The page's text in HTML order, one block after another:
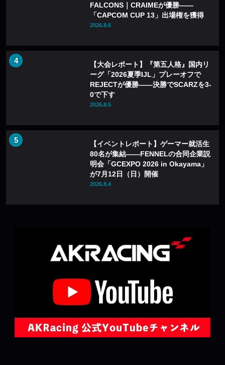
FALCONS｜CRAIMEが優勝——
「CAPCOM CUP 13」出場権を獲得
2026.8.6
【大会レポート】『第五人格』国内リ
ーグ「2026夏季IJL」プレーオフで
REJECTが優勝——決勝でSCARZを3-
0で下す
2026.8.5
【イベントレポート】ゲーマー就活生
80名が集結——FENNELの合同企業説
明会「GCEXPO 2026 in Okayama」
が7月12日（日）開催
2026.8.4